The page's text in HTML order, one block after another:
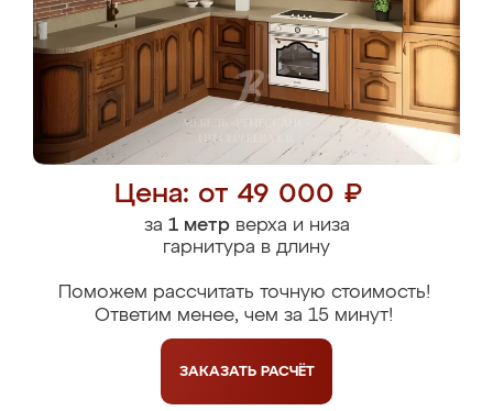
Цена: от 49 000 ₽
за 1 метрверха и низа
гарнитура в длину
Поможем рассчитать точную стоимость!
Ответим менее, чем за 15 минут!
ЗАКАЗАТЬ РАСЧЁТ